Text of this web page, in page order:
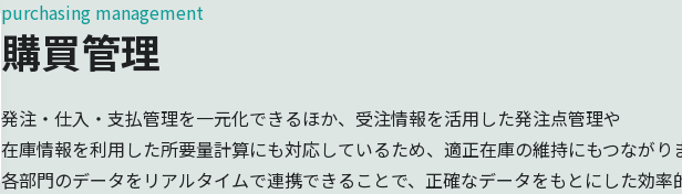
purchasing management
購買管理
発注・仕入・支払管理を一元化できるほか、受注情報を活用した発注点管理や
在庫情報を利用した所要量計算にも対応しているため、適正在庫の維持にもつながり
各部門のデータをリアルタイムで連携できることで、正確なデータをもとにした効率